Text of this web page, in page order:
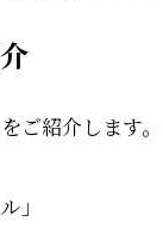
ご紹介します
ール」